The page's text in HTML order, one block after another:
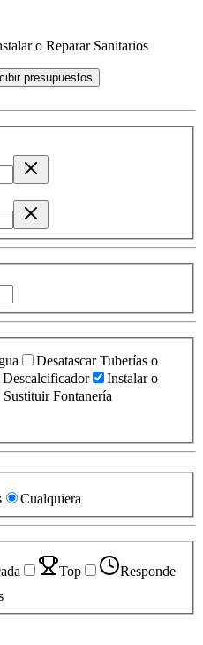
o Reparar Sanitarios
presupuestos
Desatascar Tuberías o
Instalar o
Fontanería
Cualquiera
Top
Responde